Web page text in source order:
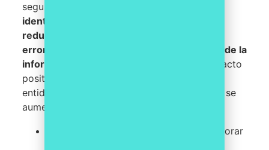
seguridad de la información,
identificar y optimizar procesos internos,
reducir riesgos de seguridad, minimizar
errores y aumentar la calidad en la gestión de la
información
. Todo esto puede tener un impacto
positivo en la rentabilidad de la empresa o
entidad pública, ya que se reducen costes y se
aumenta la eficiencia en los procesos.
Cumplir con el ENS también puede mejorar